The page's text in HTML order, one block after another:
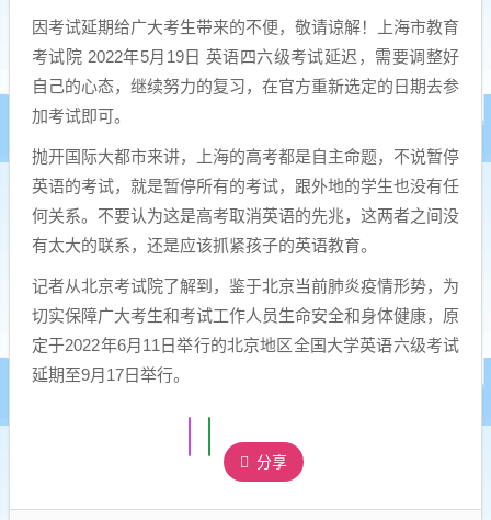
因考试延期给广大考生带来的不便，敬请谅解！上海市教育
考试院 2022年5月19日 英语四六级考试延迟，需要调整好
自己的心态，继续努力的复习，在官方重新选定的日期去参
加考试即可。
抛开国际大都市来讲，上海的高考都是自主命题，不说暂停
英语的考试，就是暂停所有的考试，跟外地的学生也没有任
何关系。不要认为这是高考取消英语的先兆，这两者之间没
有太大的联系，还是应该抓紧孩子的英语教育。
记者从北京考试院了解到，鉴于北京当前肺炎疫情形势，为
切实保障广大考生和考试工作人员生命安全和身体健康，原
定于2022年6月11日举行的北京地区全国大学英语六级考试
延期至9月17日举行。
分享